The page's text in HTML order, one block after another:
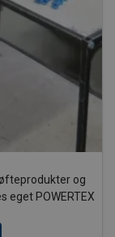
og
eget POWERTEX